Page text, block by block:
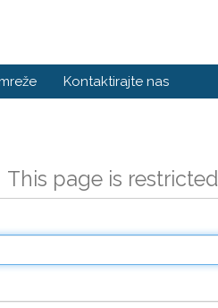
Kontaktirajte nas
This page is restricted